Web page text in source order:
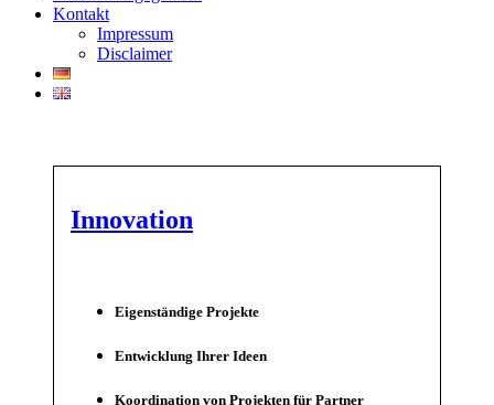
Kontakt
Impressum
Disclaimer
Innovation
Eigenständige Projekte
Entwicklung Ihrer Ideen
Koordination von Projekten für Partner